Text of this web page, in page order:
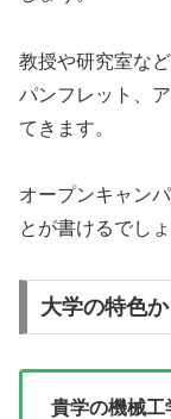
教授や研究室な
パンフレット、
てきます。
オープンキャン
とが書けるでしょ
大学の特色
貴学の機械工